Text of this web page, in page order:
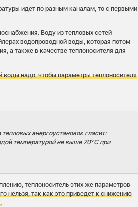
идет по разным каналам, то с первыми
Воду из тепловых сетей
водопроводной воды, которая потом
а также в качестве теплоносителя для
надо, чтобы параметры теплоносителя
энергоустановок гласит:
температурой не выше 70°С при
теплоноситель этих же параметров
нельзя, так как это приведет к снижению